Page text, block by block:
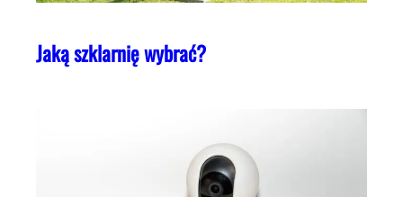
Jaką szklarnię wybrać?